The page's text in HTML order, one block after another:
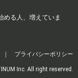
める人、増えていま
｜ プライバシーポリシー
Inc. All right reserved.